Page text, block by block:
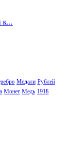
к...
Медали Рублей
Монет Медь 1918